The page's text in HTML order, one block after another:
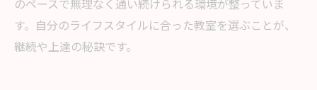
のペースで無理なく通い続けられる環境が整っていま
す。自分のライフスタイルに合った教室を選ぶことが、
継続や上達の秘訣です。